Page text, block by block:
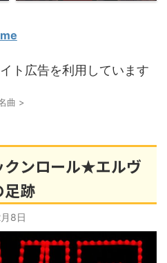
ト広告を利用しています
曲 >
クンロール★エルヴ
足跡
8日